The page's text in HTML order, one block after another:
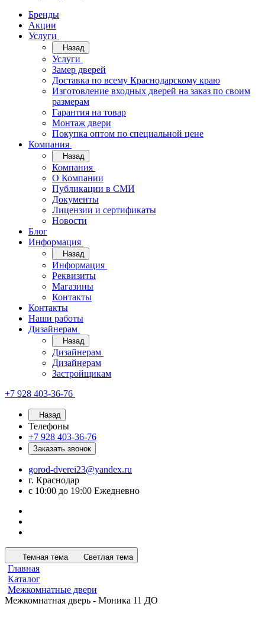
Бренды
Акции
Услуги
Назад
Услуги
Замер дверей
Доставка по всему Краснодарскому краю
Изготовление входных дверей на заказ по своим
размерам
Гарантия на товар
Монтаж двери
Покупка оптом по специальной цене
Компания
Назад
Компания
О Компании
Публикации в СМИ
Документы
Лицензии и сертификаты
Новости
Блог
Информация
Назад
Информация
Реквизиты
Магазины
Контакты
Контакты
Наши работы
Дизайнерам
Назад
Дизайнерам
Дизайнерам
Застройщикам
+7 928 403-36-76
Назад
Телефоны
+7 928 403-36-76
Заказать звонок
gorod-dverei23@yandex.ru
г. Краснодар
с 10:00 до 19:00 Ежедневно
Темная тема Светлая тема
Главная
Каталог
Межкомнатные двери
Межкомнатная дверь - Моника 11 ДО